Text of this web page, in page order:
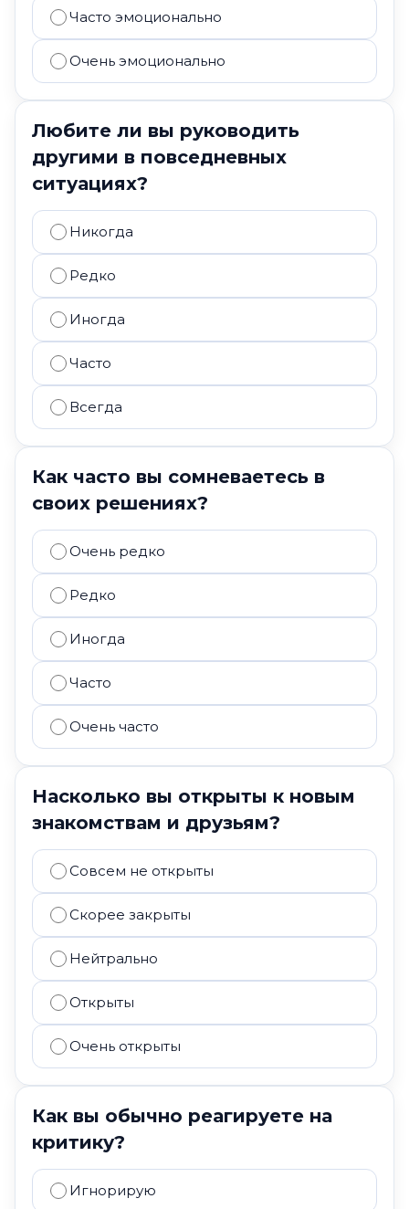
Часто эмоционально
Очень эмоционально
Любите ли вы руководить
другими в повседневных
ситуациях?
Никогда
Редко
Иногда
Часто
Всегда
Как часто вы сомневаетесь в
своих решениях?
Очень редко
Редко
Иногда
Часто
Очень часто
Насколько вы открыты к новым
знакомствам и друзьям?
Совсем не открыты
Скорее закрыты
Нейтрально
Открыты
Очень открыты
Как вы обычно реагируете на
критику?
Игнорирую